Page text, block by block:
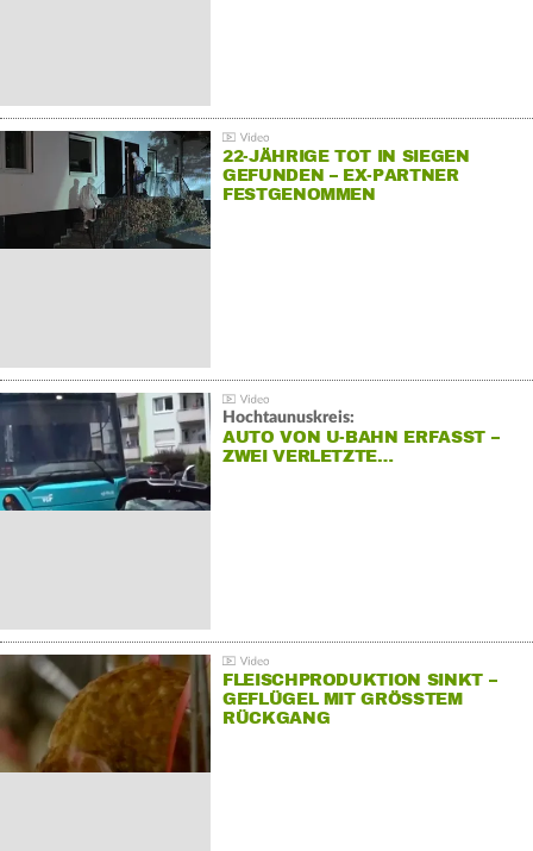
22-JÄHRIGE TOT IN SIEGEN
GEFUNDEN – EX-PARTNER
FESTGENOMMEN
Hochtaunuskreis:
AUTO VON U-BAHN ERFASST –
ZWEI VERLETZTE…
FLEISCHPRODUKTION SINKT –
GEFLÜGEL MIT GRÖSSTEM R
ÜCKGANG